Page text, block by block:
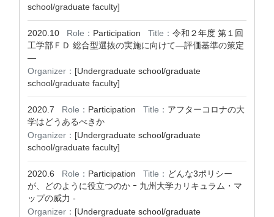
school/graduate faculty]
2020.10 Role： Participation Title： 令和２年度 第１回
工学部ＦＤ 総合型選抜の実施に向けて―評価基準の策定
―
Organizer： [Undergraduate school/graduate
school/graduate faculty]
2020.7 Role： Participation Title： アフターコロナの大
学はどうあるべきか
Organizer： [Undergraduate school/graduate
school/graduate faculty]
2020.6 Role： Participation Title： どんな3ポリシー
が、どのように役立つのか ｰ 九州大学カリキュラム・マ
ップの威力 -
Organizer： [Undergraduate school/graduate